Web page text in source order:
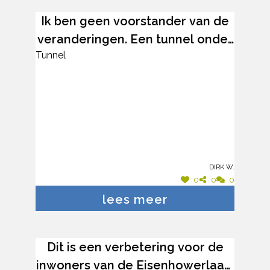
lopen langs hier. Hopelijk komt er voor de
Harentstraat een oplossing!!!
Ik ben geen voorstander van de
veranderingen. Een tunnel onder
bonheiden dorp zou ideaal zijn
Tunnel
Dirk W.
0 0 0
lees meer
Dit is een verbetering voor de
inwoners van de Eisenhowerlaan.